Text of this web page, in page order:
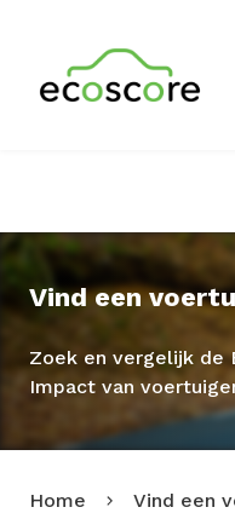
Vind een
Zoek en vergelijk de
Impact van
Home Vind een